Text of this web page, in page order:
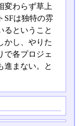
変わらず草上
SFは独特の雰
るということ
かし、やりた
で各プロジェ
進まない。と